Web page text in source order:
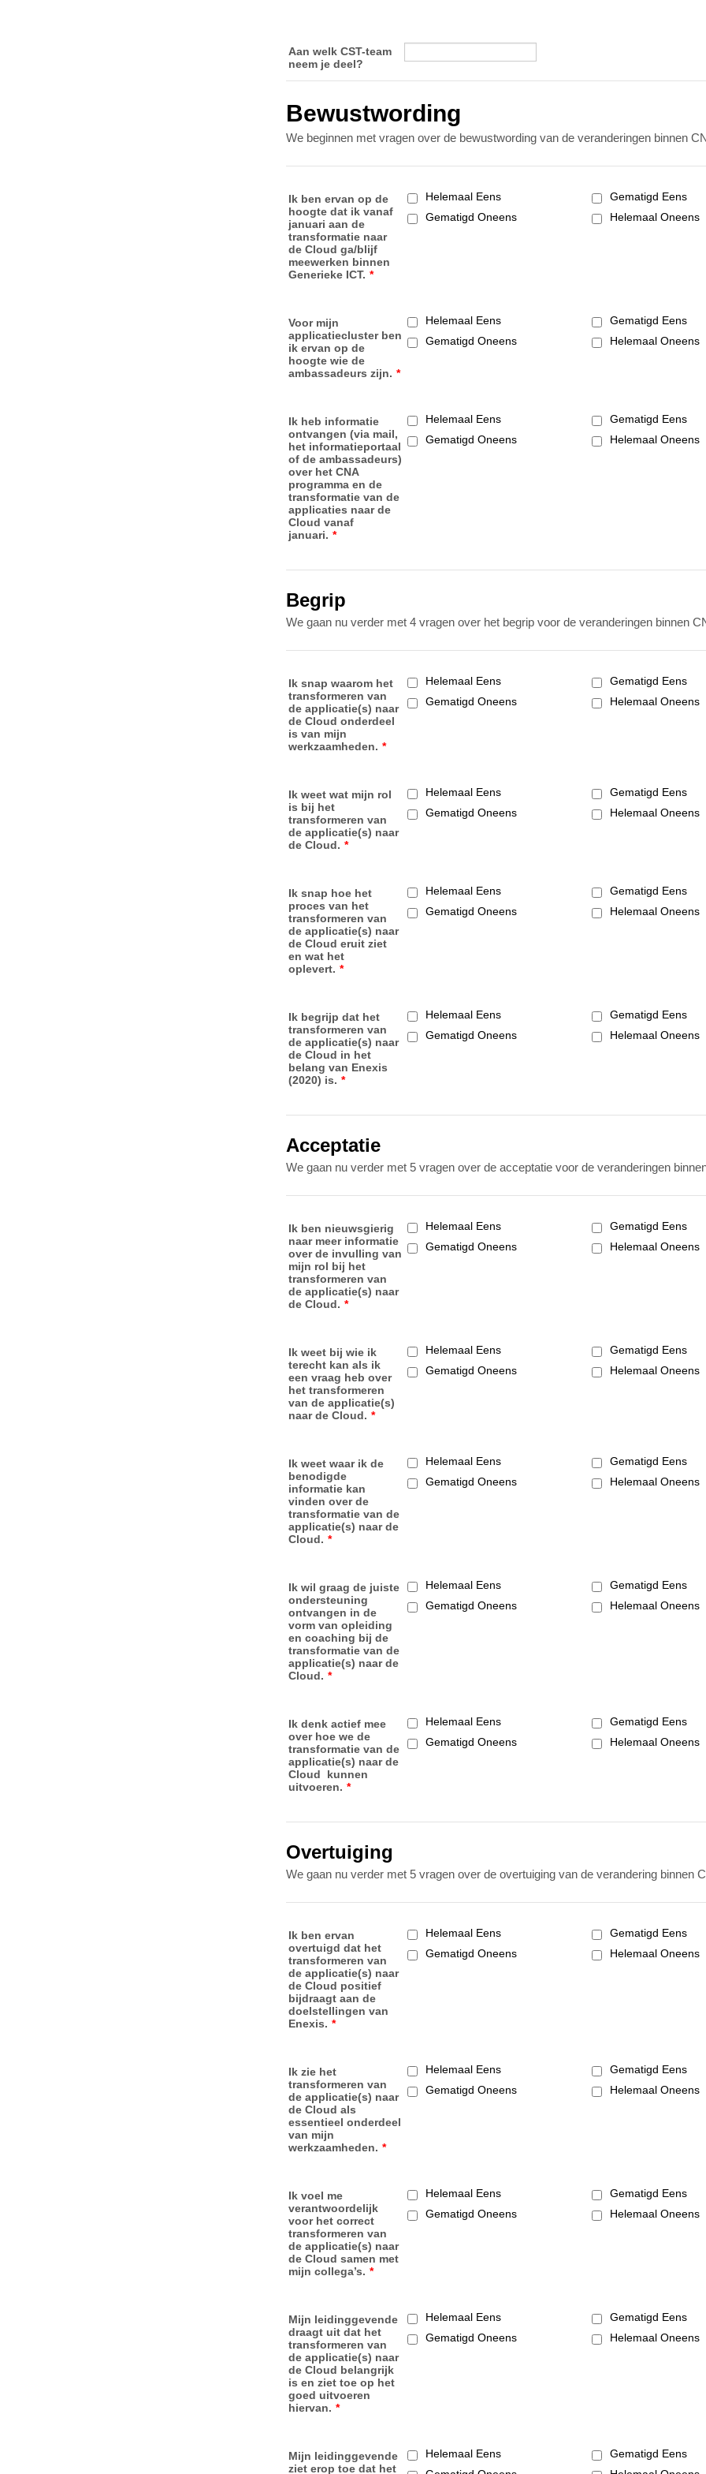
Aan welk CST-team
neem je deel?
Bewustwording
We beginnen met vragen over de bewustwording van de veranderingen binnen
Ik ben ervan op de
hoogte dat ik vanaf
januari aan de
transformatie naar
de Cloud ga/blijf
meewerken binnen
Generieke ICT. *
Helemaal Eens
Gematigd Eens
Gematigd Oneens
Helemaal Oneens
Voor mijn
applicatiecluster ben
ik ervan op de
hoogte wie de
ambassadeurs zijn. *
Helemaal Eens
Gematigd Eens
Gematigd Oneens
Helemaal Oneens
Ik heb informatie
ontvangen (via mail,
het informatieportaal
of de ambassadeurs)
over het CNA
programma en de
transformatie van de
applicaties naar de
Cloud vanaf
januari. *
Helemaal Eens
Gematigd Eens
Gematigd Oneens
Helemaal Oneens
Begrip
We gaan nu verder met 4 vragen over het begrip voor de veranderingen binnen
Ik snap waarom het
transformeren van
de applicatie(s) naar
de Cloud onderdeel
is van mijn
werkzaamheden. *
Helemaal Eens
Gematigd Eens
Gematigd Oneens
Helemaal Oneens
Ik weet wat mijn rol
is bij het
transformeren van
de applicatie(s) naar
de Cloud. *
Helemaal Eens
Gematigd Eens
Gematigd Oneens
Helemaal Oneens
Ik snap hoe het
proces van het
transformeren van
de applicatie(s) naar
de Cloud eruit ziet
en wat het
oplevert. *
Helemaal Eens
Gematigd Eens
Gematigd Oneens
Helemaal Oneens
Ik begrijp dat het
transformeren van
de applicatie(s) naar
de Cloud in het
belang van Enexis
(2020) is. *
Helemaal Eens
Gematigd Eens
Gematigd Oneens
Helemaal Oneens
Acceptatie
We gaan nu verder met 5 vragen over de acceptatie voor de veranderingen
Ik ben nieuwsgierig
naar meer informatie
over de invulling van
mijn rol bij het
transformeren van
de applicatie(s) naar
de Cloud. *
Helemaal Eens
Gematigd Eens
Gematigd Oneens
Helemaal Oneens
Ik weet bij wie ik
terecht kan als ik
een vraag heb over
het transformeren
van de applicatie(s)
naar de Cloud. *
Helemaal Eens
Gematigd Eens
Gematigd Oneens
Helemaal Oneens
Ik weet waar ik de
benodigde
informatie kan
vinden over de
transformatie van de
applicatie(s) naar de
Cloud. *
Helemaal Eens
Gematigd Eens
Gematigd Oneens
Helemaal Oneens
Ik wil graag de juiste
ondersteuning
ontvangen in de
vorm van opleiding
en coaching bij de
transformatie van de
applicatie(s) naar de
Cloud. *
Helemaal Eens
Gematigd Eens
Gematigd Oneens
Helemaal Oneens
Ik denk actief mee
over hoe we de
transformatie van de
applicatie(s) naar de
Cloud kunnen
uitvoeren. *
Helemaal Eens
Gematigd Eens
Gematigd Oneens
Helemaal Oneens
Overtuiging
We gaan nu verder met 5 vragen over de overtuiging van de verandering binnen
Ik ben ervan
overtuigd dat het
transformeren van
de applicatie(s) naar
de Cloud positief
bijdraagt aan de
doelstellingen van
Enexis. *
Helemaal Eens
Gematigd Eens
Gematigd Oneens
Helemaal Oneens
Ik zie het
transformeren van
de applicatie(s) naar
de Cloud als
essentieel onderdeel
van mijn
werkzaamheden. *
Helemaal Eens
Gematigd Eens
Gematigd Oneens
Helemaal Oneens
Ik voel me
verantwoordelijk
voor het correct
transformeren van
de applicatie(s) naar
de Cloud samen met
mijn collega’s. *
Helemaal Eens
Gematigd Eens
Gematigd Oneens
Helemaal Oneens
Mijn leidinggevende
draagt uit dat het
transformeren van
de applicatie(s) naar
de Cloud belangrijk
is en ziet toe op het
goed uitvoeren
hiervan. *
Helemaal Eens
Gematigd Eens
Gematigd Oneens
Helemaal Oneens
Mijn leidinggevende
ziet erop toe dat het
Helemaal Eens
Gematigd Eens